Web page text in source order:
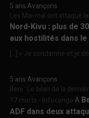
5 ans Avançons
Les Mai-mai ont attaqué
Nord-Kivu : plus de
aux hostilités dans
[…] « Je condamne et je
5 ans Avançons
Beni : Le bilan de la
17 morts - InfocongoÀ
ADF dans deux